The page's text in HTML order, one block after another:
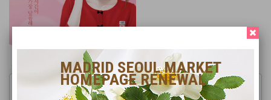
JINRO MAEHWASOO
MADRID SEOUL MARKET
HOMEPAGE RENEWAL